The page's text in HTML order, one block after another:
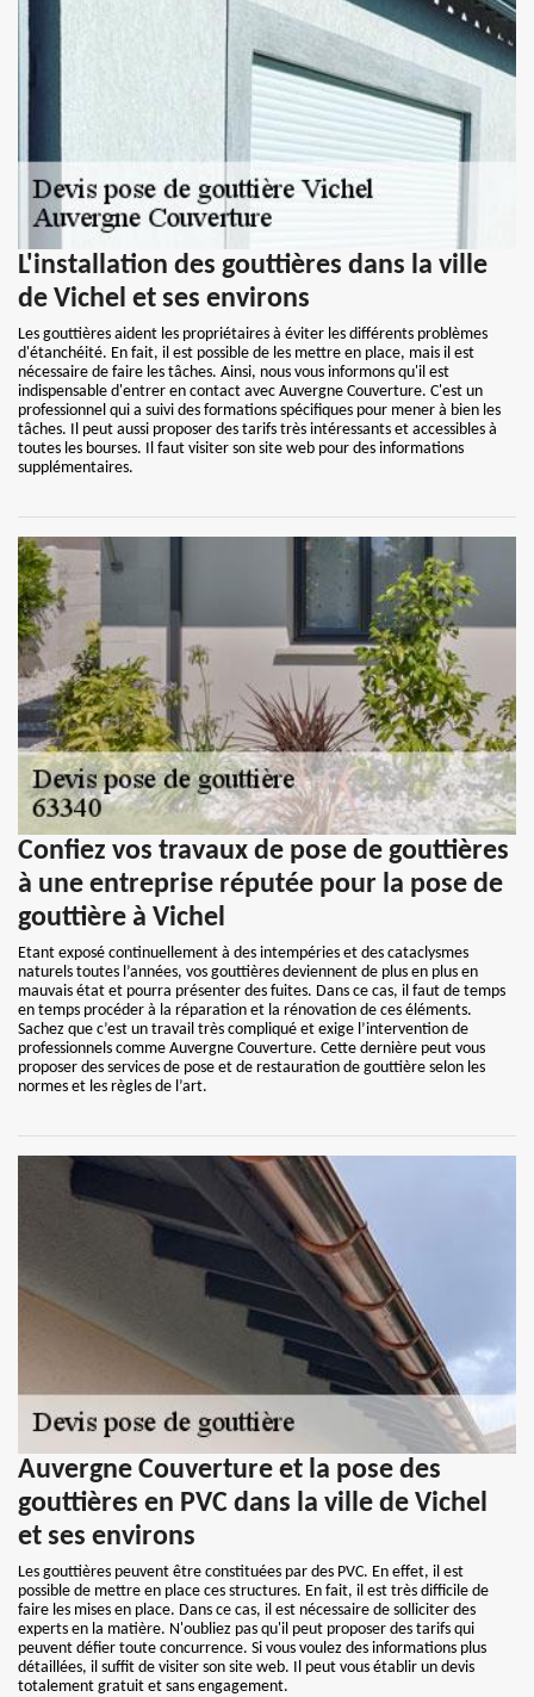
L'installation des gouttières dans la ville
de Vichel et ses environs
Les gouttières aident les propriétaires à éviter les différents problèmes
d'étanchéité. En fait, il est possible de les mettre en place, mais il est
nécessaire de faire les tâches. Ainsi, nous vous informons qu'il est
indispensable d'entrer en contact avec Auvergne Couverture. C'est un
professionnel qui a suivi des formations spécifiques pour mener à bien les
tâches. Il peut aussi proposer des tarifs très intéressants et accessibles à
toutes les bourses. Il faut visiter son site web pour des informations
supplémentaires.
Confiez vos travaux de pose de gouttières
à une entreprise réputée pour la pose de
gouttière à Vichel
Etant exposé continuellement à des intempéries et des cataclysmes
naturels toutes l’années, vos gouttières deviennent de plus en plus en
mauvais état et pourra présenter des fuites. Dans ce cas, il faut de temps
en temps procéder à la réparation et la rénovation de ces éléments.
Sachez que c’est un travail très compliqué et exige l’intervention de
professionnels comme Auvergne Couverture. Cette dernière peut vous
proposer des services de pose et de restauration de gouttière selon les
normes et les règles de l’art.
Auvergne Couverture et la pose des
gouttières en PVC dans la ville de Vichel
et ses environs
Les gouttières peuvent être constituées par des PVC. En effet, il est
possible de mettre en place ces structures. En fait, il est très difficile de
faire les mises en place. Dans ce cas, il est nécessaire de solliciter des
experts en la matière. N'oubliez pas qu'il peut proposer des tarifs qui
peuvent défier toute concurrence. Si vous voulez des informations plus
détaillées, il suffit de visiter son site web. Il peut vous établir un devis
totalement gratuit et sans engagement.